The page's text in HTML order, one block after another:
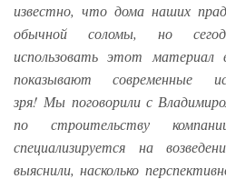
известно, что дома наших
обычной соломы, но
использовать этот
показывают современные
зря! Мы поговорили с
по строительству
специализируется на
выяснили, насколько